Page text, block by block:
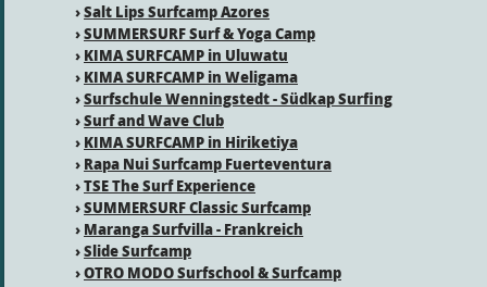
›Salt Lips Surfcamp Azores
›SUMMERSURF Surf & Yoga Camp
› KIMA SURFCAMP in Uluwatu
› KIMA SURFCAMP in Weligama
›Surfschule Wenningstedt - Südkap Surfing
›Surf and Wave Club
› KIMA SURFCAMP in Hiriketiya
› Rapa Nui Surfcamp Fuerteventura
›TSE The Surf Experience
›SUMMERSURF Classic Surfcamp
› Maranga Surfvilla - Frankreich
›Slide Surfcamp
›OTRO MODO Surfschool & Surfcamp